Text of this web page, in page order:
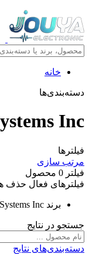
خانه
دسته‌بندی‌ها
Inc
فیلترها
مرتب سازی
فیلتر 0 محصول
فیلترهای فعال حذف
برند Inc
جستجو در نتایج
دسته‌بندی‌های نتایج